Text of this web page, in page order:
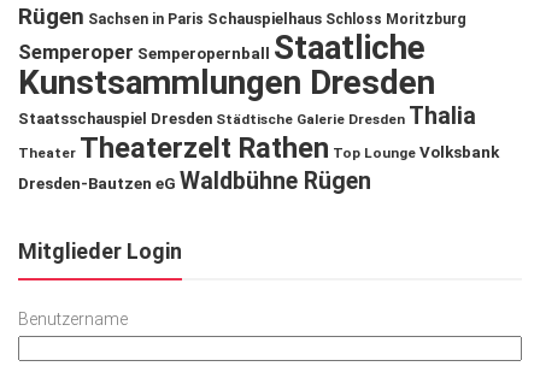
Rügen Sachsen in Paris Schauspielhaus Schloss Moritzburg
Semperoper Semperopernball
Staatliche
Kunstsammlungen Dresden
Staatsschauspiel Dresden Städtische Galerie Dresden Thalia
Theater Theaterzelt Rathen Top Lounge Volksbank
Dresden-Bautzen eG Waldbühne Rügen
Mitglieder Login
Benutzername